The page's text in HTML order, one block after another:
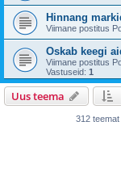
Hinnang
Viimane postitus
Oskab keegi
Viimane postitus
Vastuseid: 1
Uus teema
312 teemat